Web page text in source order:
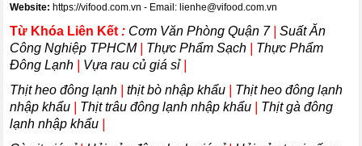
Website: https://vifood.com.vn - Email: lienhe@vifood.com.vn
Từ Khóa Liên Kết : Cơm Văn Phòng Quận 7|Suất Ăn
Công Nghiệp TPHCM| Thực Phẩm Sạch
Thực Phẩm
Đông Lạnh
Vựa rau củ giá sỉ|
Thịt heo đông lạnh |thịt bò nhập khẩu
Thịt heo đông lạnh
nhập khẩu
Thịt trâu đông lạnh nhập khẩu
Thịt gà đông
lạnh nhập khẩu